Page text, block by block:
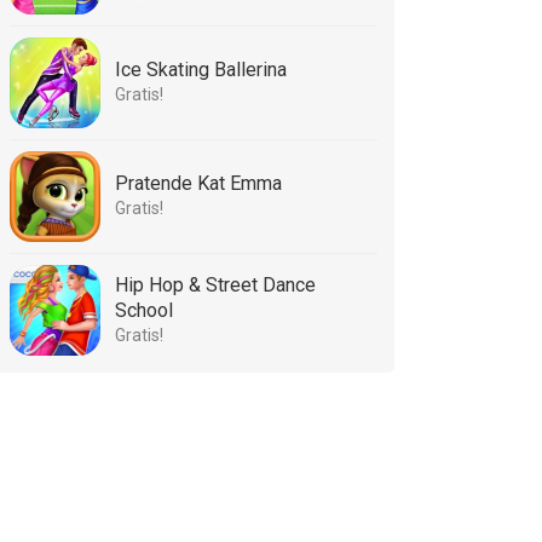
Ice Skating Ballerina
Gratis!
Pratende Kat Emma
Gratis!
Hip Hop & Street Dance
School
Gratis!